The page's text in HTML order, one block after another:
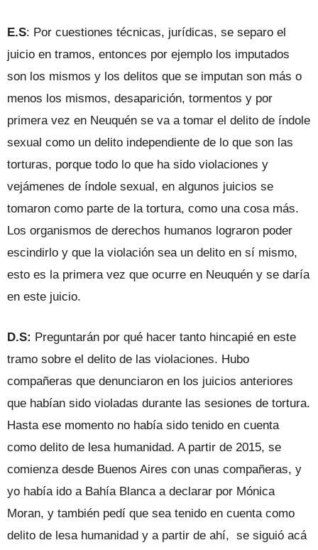
E.S: Por cuestiones técnicas, jurídicas, se separo el
juicio en tramos, entonces por ejemplo los imputados
son los mismos y los delitos que se imputan son más o
menos los mismos, desaparición, tormentos y por
primera vez en Neuquén se va a tomar el delito de índole
sexual como un delito independiente de lo que son las
torturas, porque todo lo que ha sido violaciones y
vejámenes de índole sexual, en algunos juicios se
tomaron como parte de la tortura, como una cosa más.
Los organismos de derechos humanos lograron poder
escindirlo y que la violación sea un delito en sí mismo,
esto es la primera vez que ocurre en Neuquén y se daría
en este juicio.
D.S: Preguntarán por qué hacer tanto hincapié en este
tramo sobre el delito de las violaciones. Hubo
compañeras que denunciaron en los juicios anteriores
que habían sido violadas durante las sesiones de tortura.
Hasta ese momento no había sido tenido en cuenta
como delito de lesa humanidad. A partir de 2015, se
comienza desde Buenos Aires con unas compañeras, y
yo había ido a Bahía Blanca a declarar por Mónica
Moran, y también pedí que sea tenido en cuenta como
delito de lesa humanidad y a partir de ahí, se siguió acá